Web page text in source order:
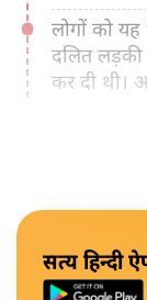
लोगों को
दलित लड़की
कर दी थी।
सत्य हिन्दी